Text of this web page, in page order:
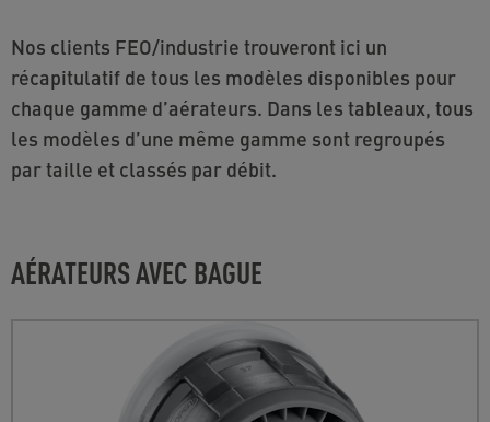
Nos clients FEO/industrie trouveront ici un
récapitulatif de tous les modèles disponibles pour
chaque gamme d’aérateurs. Dans les tableaux, tous
les modèles d’une même gamme sont regroupés
par taille et classés par débit.
AÉRATEURS AVEC BAGUE